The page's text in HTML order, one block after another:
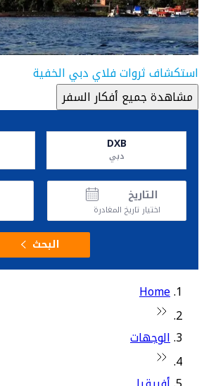
استكشاف ثروات فلاي دبي الخفية
مشاهدة جميع أفكار السفر
DXB
دبي
التاريخ
اختيار تاريخ المغادرة
البحث
Home
الوجهات